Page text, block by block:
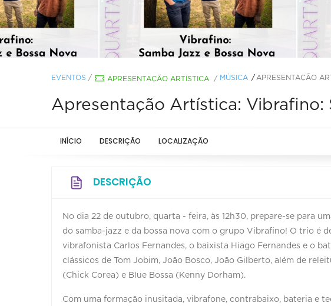
EVENTOS / APRESENTAÇÃO ARTÍSTICA / MÚSICA APRESENTAÇÃO
Apresentação Artística: Vibrafino:
INÍCIO DESCRIÇÃO LOCALIZAÇÃO
DESCRIÇÃO
No dia 22 de outubro, quarta - feira, às 12h30, prepare-se para
do samba-jazz e da bossa nova com o grupo Vibrafino! O trio é
vibrafonista Carlos Fernandes, o baixista Hiago Fernandes e o
clássicos de Tom Jobim, João Bosco, João Gilberto, além de
(Chick Corea) e Blue Bossa (Kenny Dorham).
Com uma formação inusitada, vibrafone, contrabaixo, bateria e